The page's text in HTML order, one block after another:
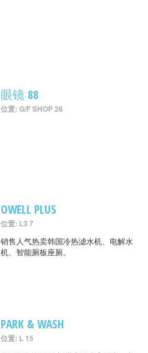
眼镜 88
位置: G/F SHOP 26
OWELL PLUS
位置: L3 7
销售人气热卖韩国冷热滤水机、电解水
机、智能厕板座厕。
PARK & WASH
位置: L 15